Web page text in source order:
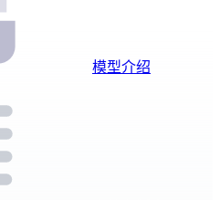
模型介绍